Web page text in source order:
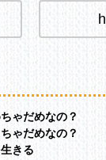
ゃだめなの？
ゃだめなの？
きる